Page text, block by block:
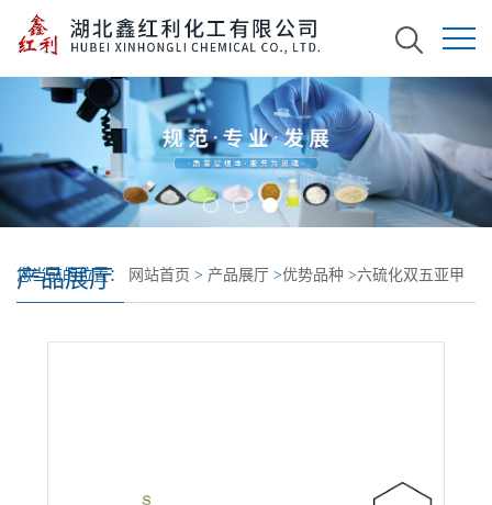
产品展厅
您当前的位置： 网站首页 > 产品展厅 >优势品种 >六硫化双五亚甲